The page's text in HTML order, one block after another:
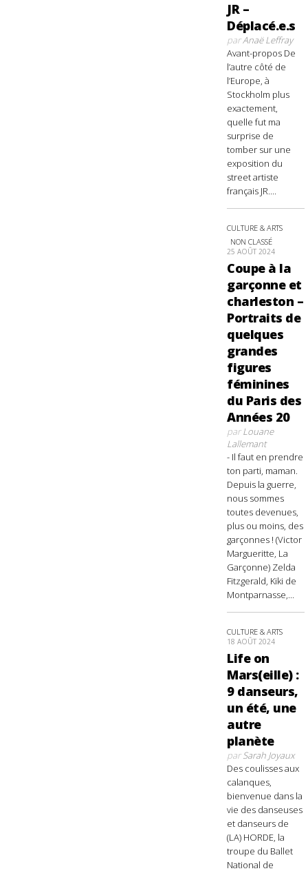
JR –
Déplacé.e.s
parAnaë Leffray
Avant-propos De
l’autre côté de
l’Europe, à
Stockholm plus
exactement,
quelle fut ma
surprise de
tomber sur une
exposition du
street artiste
français JR....
CULTURE & ARTS
NON CLASSÉ
25 AOÛT 2024
Coupe à la
garçonne et
charleston –
Portraits de
quelques
grandes
figures
féminines
du Paris des
Années 20
parLouane
Lallemant
- Il faut en prendre
ton parti, maman.
Depuis la guerre,
nous sommes
toutes devenues,
plus ou moins, des
garçonnes ! (Victor
Margueritte, La
Garçonne) Zelda
Fitzgerald, Kiki de
Montparnasse,...
CULTURE & ARTS
18 AOÛT 2024
Life on
Mars(eille) :
9 danseurs,
un été, une
autre
planète
parSarah Joyaux
Des coulisses aux
calanques,
bienvenue dans la
vie des danseuses
et danseurs de
(LA) HORDE, la
troupe du Ballet
National de